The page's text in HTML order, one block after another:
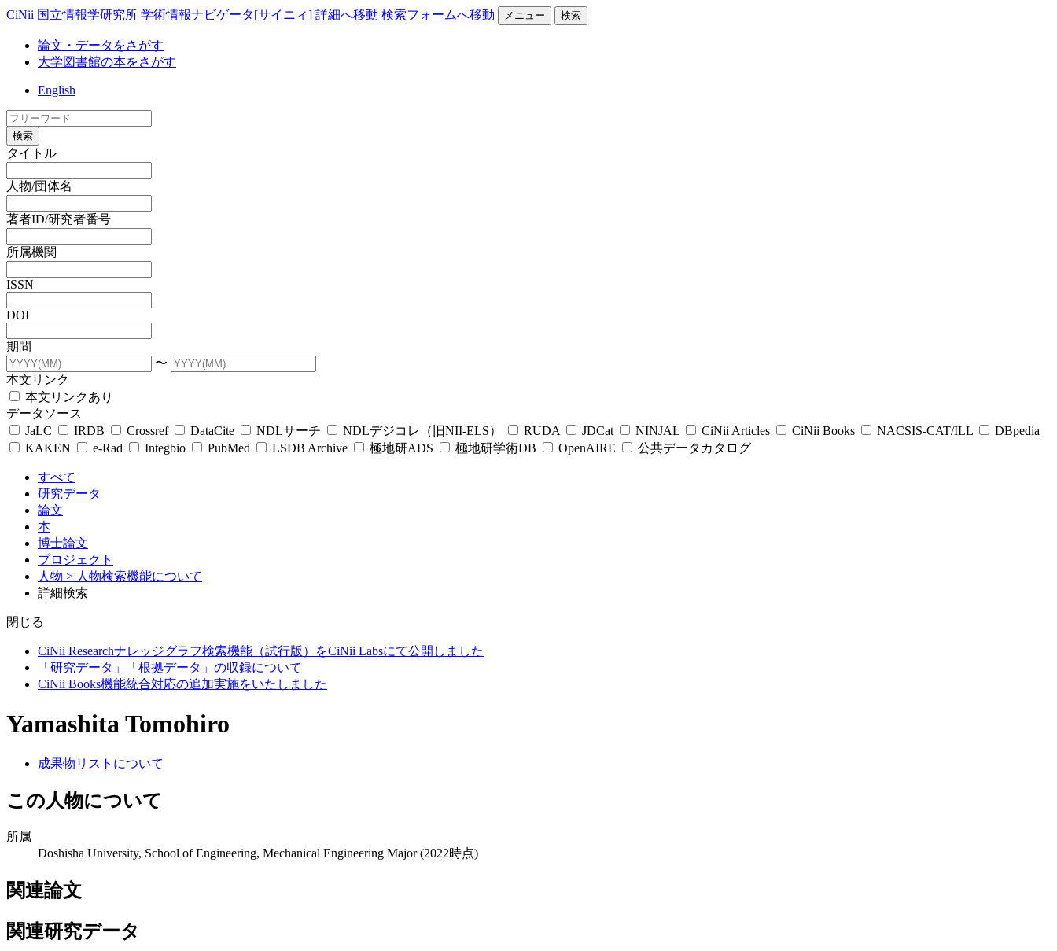
CiNii 国立情報学研究所 学術情報ナビゲータ[サイニィ] 詳細へ移動 検索フォームへ移動 メニュー 検索
論文・データをさがす
大学図書館の本をさがす
English
検索
タイトル
人物/団体名
著者ID/研究者番号
所属機関
ISSN
DOI
期間
〜
本文リンク
本文リンクあり
データソース
JaLC
IRDB Crossref DataCite NDLサーチ NDLデジコレ（旧NII-ELS） RUDA JDCat NINJAL CiNii Articles CiNii Books NACSIS-CAT/ILL
DBpedia
KAKEN
e-Rad Integbio PubMed LSDB Archive 極地研ADS 極地研学術DB OpenAIRE 公共データカタログ
すべて
研究データ
論文
本
博士論文
プロジェクト
人物 > 人物検索機能について
詳細検索
閉じる
CiNii Researchナレッジグラフ検索機能（試行版）をCiNii Labsにて公開しました
「研究データ」「根拠データ」の収録について
CiNii Books機能統合対応の追加実施をいたしました
Yamashita Tomohiro
成果物リストについて
この人物について
所属
Doshisha University, School of Engineering, Mechanical Engineering Major (2022時点)
関連論文
関連研究データ